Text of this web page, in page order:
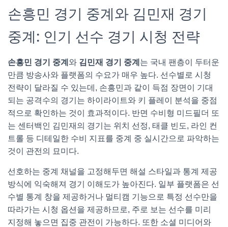
손흥민 경기 중계와 김민재 경기
중계: 인기 선수 경기 시청 전략
손흥민 경기 중계 와 김민재 경기 중계 는 국내 팬층이 두터운
만큼 방송사와 플랫폼의 수요가 매우 높다. 선수별로 시청
전략이 달라질 수 있는데, 손흥민과 같이 득점 장면이 기대
되는 공격수의 경기는 하이라이트와 키 플레이 분석을 중점
적으로 확인하는 것이 효과적이다. 반면 수비형 미드필더 또
는 센터백인 김민재의 경기는 위치 선정, 태클 빈도, 라인 컨
트롤 등 디테일한 수비 지표를 중계 중 실시간으로 파악하는
것이 관전의 묘미다.
선호하는 중계 채널을 고정해두면 해설 스타일과 통계 제공
방식에 익숙해져 경기 이해도가 높아진다. 일부 플랫폼은 선
수별 통계 창을 제공하거나 멀티캠 기능으로 특정 선수만을
따라가는 시청 옵션을 제공하므로, 주로 보는 선수를 미리
지정해 놓으면 집중 관전이 가능하다. 또한 소셜 미디어와